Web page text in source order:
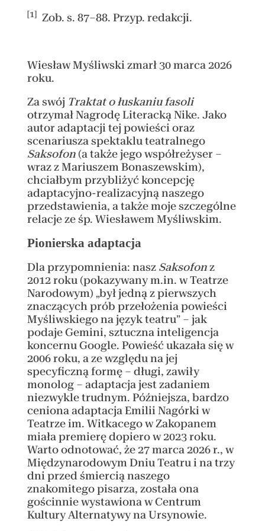
[1] Zob. s. 87–88. Przyp. redakcji.
Wiesław Myśliwski zmarł 30 marca 2026
roku.
Za swój Traktat o łuskaniu fasoli
otrzymał Nagrodę Literacką Nike. Jako
autor adaptacji tej powieści oraz
scenariusza spektaklu teatralnego
Saksofon(a także jego współreżyser –
wraz z Mariuszem Bonaszewskim),
chciałbym przybliżyć koncepcję
adaptacyjno-realizacyjną naszego
przedstawienia, a także moje szczególne
relacje ze śp. Wiesławem Myśliwskim.
Pionierska adaptacja
Dla przypomnienia: nasz Saksofonz
2012 roku (pokazywany m.in. w Teatrze
Narodowym) „był jedną z pierwszych
znaczących prób przełożenia powieści
Myśliwskiego na język teatru” – jak
podaje Gemini, sztuczna inteligencja
koncernu Google. Powieść ukazała się w
2006 roku, a ze względu na jej
specyficzną formę – długi, zawiły
monolog – adaptacja jest zadaniem
niezwykle trudnym. Późniejsza, bardzo
ceniona adaptacja Emilii Nagórki w
Teatrze im. Witkacego w Zakopanem
miała premierę dopiero w 2023 roku.
Warto odnotować, że 27 marca 2026 r., w
Międzynarodowym Dniu Teatru i na trzy
dni przed śmiercią naszego
znakomitego pisarza, została ona
gościnnie wystawiona w Centrum
Kultury Alternatywy na Ursynowie.